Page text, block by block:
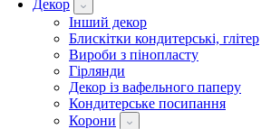
Декор
Інший декор
Блискітки кондитерські, глітер
Вироби з пінопласту
Гірлянди
Декор із вафельного паперу
Кондитерське посипання
Корони